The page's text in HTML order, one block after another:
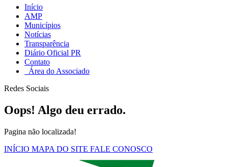
Início
AMP
Municípios
Notícias
Transparência
Diário Oficial PR
Contato
Área do Associado
Redes Sociais
Oops! Algo deu errado.
Pagina não localizada!
INÍCIO MAPA DO SITE FALE CONOSCO